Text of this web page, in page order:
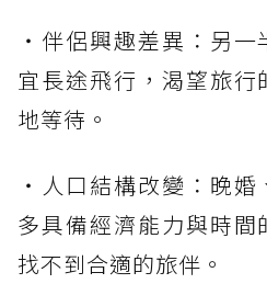
・伴侶興趣差異：另
宜長途飛行，渴望旅
地等待。
・人口結構改變：晚
多具備經濟能力與時
找不到合適的旅伴。